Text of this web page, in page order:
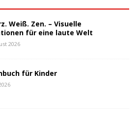
Weiß. Zen. – Visuelle
für eine laute Welt
2026
für Kinder